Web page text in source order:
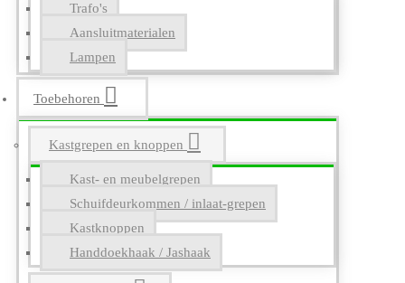
Trafo's
Aansluitmaterialen
Lampen
Toebehoren
Kastgrepen en knoppen
Kast- en meubelgrepen
Schuifdeurkommen / inlaat-grepen
Kastknoppen
Handdoekhaak / Jashaak